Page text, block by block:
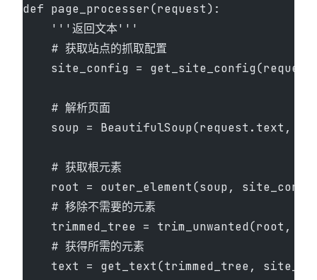
def page_processer(request):
    '''返回文本'''
    # 获取站点的抓取配置
site_config =
    # 解析页面
soup = BeautifulSoup(request.text,
    # 获取根元素
root = outer_element(soup,
    # 移除不需要的元素
trimmed_tree = trim_unwanted(root,
    # 获得所需的元素
text = get_text(trimmed_tree,